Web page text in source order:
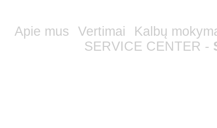
Apie mus Vertimai
Kalbų
SERVICE CENTER -